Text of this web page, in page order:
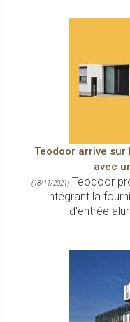
Teodoor arrive
avec
(18/11/2021)Teodoor
intégrant la
d'entrée